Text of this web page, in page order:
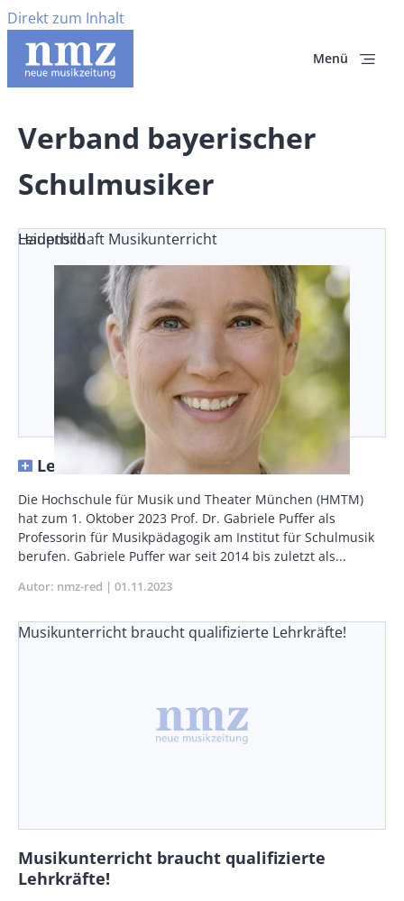
Direkt zum Inhalt
Menü
Verband bayerischer
Schulmusiker
Leidenschaft Musikunterricht
Hauptbild
Leidenschaft Musikunterricht
Vorspann
/
Teaser
Die Hochschule für Musik und Theater München (HMTM)
hat zum 1. Oktober 2023 Prof. Dr. Gabriele Puffer als
Professorin für Musikpädagogik am Institut für Schulmusik
berufen. Gabriele Puffer war seit 2014 bis zuletzt als...
Autor nmz-red Publikationsdatum
01.11.2023
Musikunterricht braucht qualifizierte Lehrkräfte!
Musikunterricht braucht qualifizierte
Lehrkräfte!